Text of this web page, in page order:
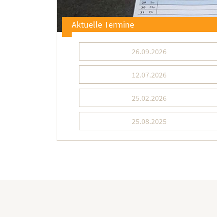
Aktuelle Termine
26.09.2026
12.07.2026
25.02.2026
25.08.2025